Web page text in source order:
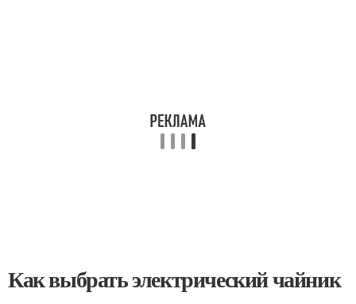
Как выбрать электрический чайник